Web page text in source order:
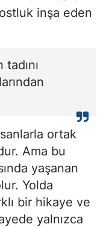
inşa eden
ortak
Ama bu
yaşanan
Yolda
bir hikaye ve
yalnızca